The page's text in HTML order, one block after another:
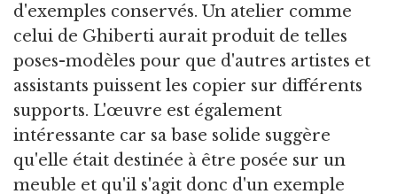
d'exemples conservés. Un atelier comme
celui de Ghiberti aurait produit de telles
poses-modèles pour que d'autres artistes et
assistants puissent les copier sur différents
supports. L'œuvre est également
intéressante car sa base solide suggère
qu'elle était destinée à être posée sur un
meuble et qu'il s'agit donc d'un exemple